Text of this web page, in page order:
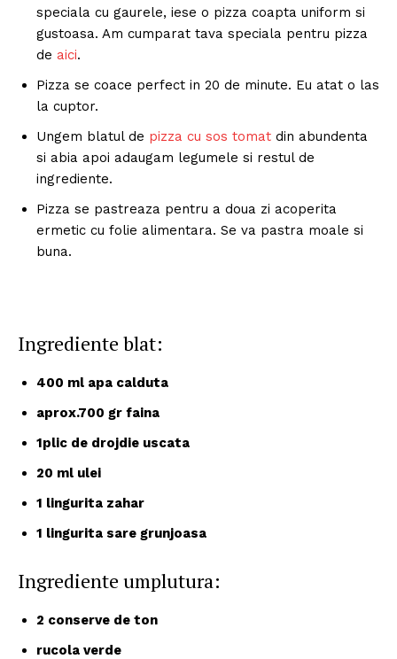
speciala cu gaurele, iese o pizza coapta uniform si
gustoasa. Am cumparat tava speciala pentru pizza
de aici.
Pizza se coace perfect in 20 de minute. Eu atat o las
la cuptor.
Ungem blatul de pizza cu sos tomat din abundenta
si abia apoi adaugam legumele si restul de
ingrediente.
Pizza se pastreaza pentru a doua zi acoperita
ermetic cu folie alimentara. Se va pastra moale si
buna.
Ingrediente blat:
400 ml apa calduta
aprox.700 gr faina
1plic de drojdie uscata
20 ml ulei
1 lingurita zahar
1 lingurita sare grunjoasa
Ingrediente umplutura:
2 conserve de ton
rucola verde